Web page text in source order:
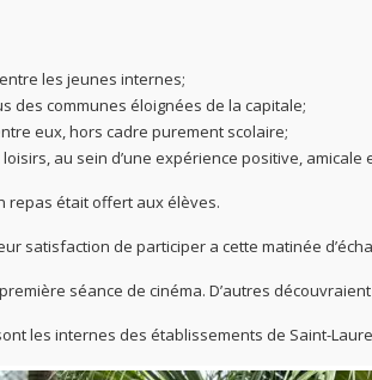
les jeunes internes;
des communes éloignées de la capitale;
eux, hors cadre purement scolaire;
au sein d’une expérience positive, amicale
repas était offert aux élèves.
satisfaction de participer a cette matinée
séance de cinéma. D’autres
les internes des établissements de Saint-